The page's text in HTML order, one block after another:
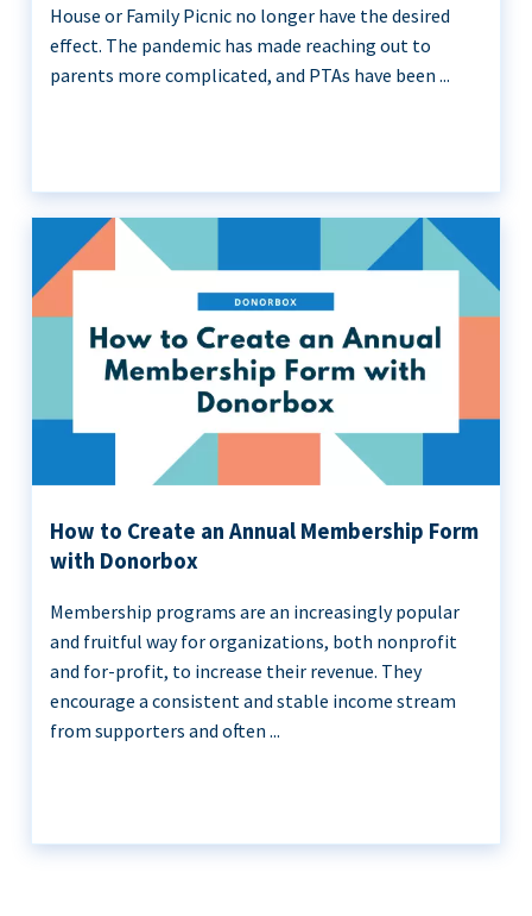
House or Family Picnic no longer have the desired
effect. The pandemic has made reaching out to
parents more complicated, and PTAs have been ...
How to Create an Annual Membership Form
with Donorbox
Membership programs are an increasingly popular
and fruitful way for organizations, both nonprofit
and for-profit, to increase their revenue. They
encourage a consistent and stable income stream
from supporters and often ...